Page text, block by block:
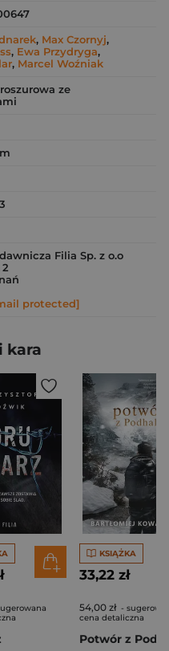
, Max Czornyj,
, Ewa Przydryga,
, Marcel Woźniak
ze
Filia Sp. z o.o
protected]
kara
KSIĄŻKA
33,22 zł
54,00 zł -
cena detaliczna
Potwór z